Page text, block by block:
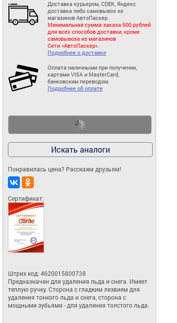
Доставка курьером, CDEK, Яндекс
доставка либо самовывоз из
магазинов АвтоПаскер.
Минимальная сумма заказа 500 рублей
для всех способов доставки, кроме
самовывоза из магазинов
Сети «АвтоПаскер».
Подробнее о доставке
Оплата наличными при получении,
картами VISA и MasterCard,
банковским переводом.
Подробнее об оплате
Искать аналоги
Понравилась цена? Расскажи друзьям!
Сертификат:
Штрих код: 4620015800738
Предназначен для удаления льда и снега. Имеет
теплую ручку. Сторона с гладким лезвием для
удаления тонкого льда и снега, сторона с
мощными зубьями - для удаления толстого льда.